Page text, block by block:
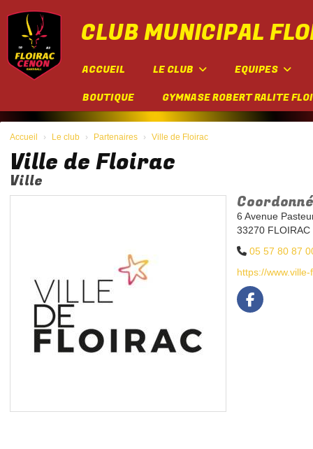
CLUB MUNICIPAL
ACCUEIL LE CLUB
EQUIPES
BOUTIQUE
GYMNASE ROBERT RALITE
Accueil Le club Partenaires Ville de Floirac
Ville de Floirac
Ville
6 Avenue
33270 FLOIRAC
05 57 80 87
https://